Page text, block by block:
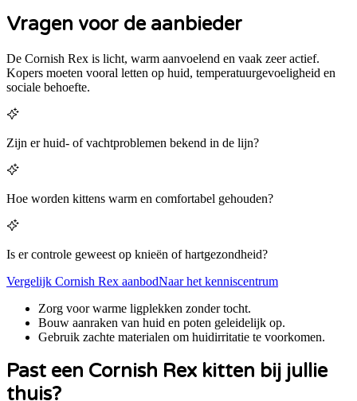
Vragen voor de aanbieder
De Cornish Rex is licht, warm aanvoelend en vaak zeer actief.
Kopers moeten vooral letten op huid, temperatuurgevoeligheid en
sociale behoefte.
Zijn er huid- of vachtproblemen bekend in de lijn?
Hoe worden kittens warm en comfortabel gehouden?
Is er controle geweest op knieën of hartgezondheid?
Vergelijk Cornish Rex aanbodNaar het kenniscentrum
Zorg voor warme ligplekken zonder tocht.
Bouw aanraken van huid en poten geleidelijk op.
Gebruik zachte materialen om huidirritatie te voorkomen.
Past een Cornish Rex kitten bij jullie
thuis?